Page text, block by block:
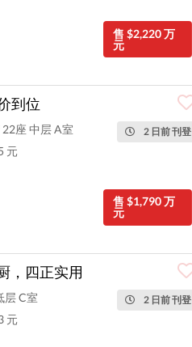
售 $2,220 万
元
到位
2 日前 刊登
座 中层 A室
元
售 $1,790 万
元
，四正实用
2 日前 刊登
层 C室
元